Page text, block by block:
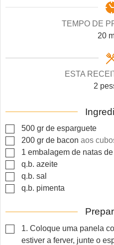
TEMPO DE
20
ESTA
2
▢
500 gr de esparguete
▢
200 gr de bacon aos
▢
1 embalagem de natas
▢
q.b. azeite
▢
q.b. sal
▢
q.b. pimenta
▢
1. Coloque uma panela
estiver a ferver, junte o